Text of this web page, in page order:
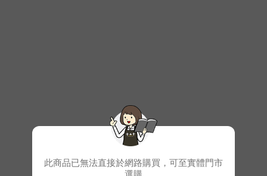
此商品已無法直接於網路購買，可至實體門市
選購